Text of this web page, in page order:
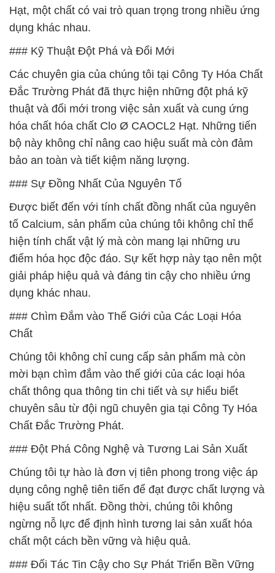
Hạt, một chất có vai trò quan trọng trong nhiều ứng
dụng khác nhau.
### Kỹ Thuật Đột Phá và Đổi Mới
Các chuyên gia của chúng tôi tại Công Ty Hóa Chất
Đắc Trường Phát đã thực hiện những đột phá kỹ
thuật và đổi mới trong việc sản xuất và cung ứng
hóa chất hóa chất Clo Ø CAOCL2 Hạt. Những tiến
bộ này không chỉ nâng cao hiệu suất mà còn đảm
bảo an toàn và tiết kiệm năng lượng.
### Sự Đồng Nhất Của Nguyên Tố
Được biết đến với tính chất đồng nhất của nguyên
tố Calcium, sản phẩm của chúng tôi không chỉ thể
hiện tính chất vật lý mà còn mang lại những ưu
điểm hóa học độc đáo. Sự kết hợp này tạo nên một
giải pháp hiệu quả và đáng tin cậy cho nhiều ứng
dụng khác nhau.
### Chìm Đắm vào Thế Giới của Các Loại Hóa
Chất
Chúng tôi không chỉ cung cấp sản phẩm mà còn
mời bạn chìm đắm vào thế giới của các loại hóa
chất thông qua thông tin chi tiết và sự hiểu biết
chuyên sâu từ đội ngũ chuyên gia tại Công Ty Hóa
Chất Đắc Trường Phát.
### Đột Phá Công Nghệ và Tương Lai Sản Xuất
Chúng tôi tự hào là đơn vị tiên phong trong việc áp
dụng công nghệ tiên tiến để đạt được chất lượng và
hiệu suất tốt nhất. Đồng thời, chúng tôi không
ngừng nỗ lực để định hình tương lai sản xuất hóa
chất một cách bền vững và hiệu quả.
### Đối Tác Tin Cậy cho Sự Phát Triển Bền Vững